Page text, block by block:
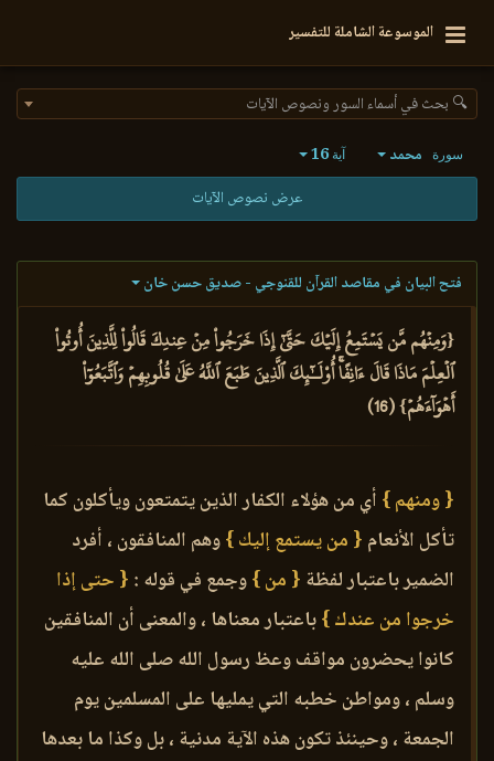
الموسوعة الشاملة للتفسير
🔍 بحث في أسماء السور ونصوص الآيات
سورة محمد آية16
عرض نصوص الآيات
فتح البيان في مقاصد القرآن للقنوجي - صديق حسن خان
{وَمِنۡهُم مَّن يَسۡتَمِعُ إِلَيۡكَ حَتَّىٰٓ إِذَا خَرَجُواْ مِنۡ عِندِكَ قَالُواْ لِلَّذِينَ أُوتُواْ
ٱلۡعِلۡمَ مَاذَا قَالَ ءَانِفًاۚ أُوْلَـٰٓئِكَ ٱلَّذِينَ طَبَعَ ٱللَّهُ عَلَىٰ قُلُوبِهِمۡ وَٱتَّبَعُوٓاْ
أَهۡوَآءَهُمۡ} (16)
{ ومنهم } أي من هؤلاء الكفار الذين يتمتعون ويأكلون كما
تأكل الأنعام { من يستمع إليك }وهم المنافقون ، أفرد
الضمير باعتبار لفظة { من }وجمع في قوله : { حتى إذا
خرجوا من عندك }باعتبار معناها ، والمعنى أن المنافقين
كانوا يحضرون مواقف وعظ رسول الله صلى الله عليه
وسلم ، ومواطن خطبه التي يمليها على المسلمين يوم
الجمعة ، وحينئذ تكون هذه الآية مدنية ، بل وكذا ما بعدها